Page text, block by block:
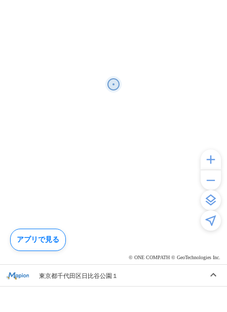
© ONE COMPATH © GeoTechnologies Inc.
東京都千代田区日比谷公園１
アプリで見る